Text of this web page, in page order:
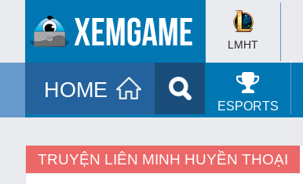
LMHT
HOME
ESPORTS
TRUYỆN LIÊN MINH HUYỀN THOẠI